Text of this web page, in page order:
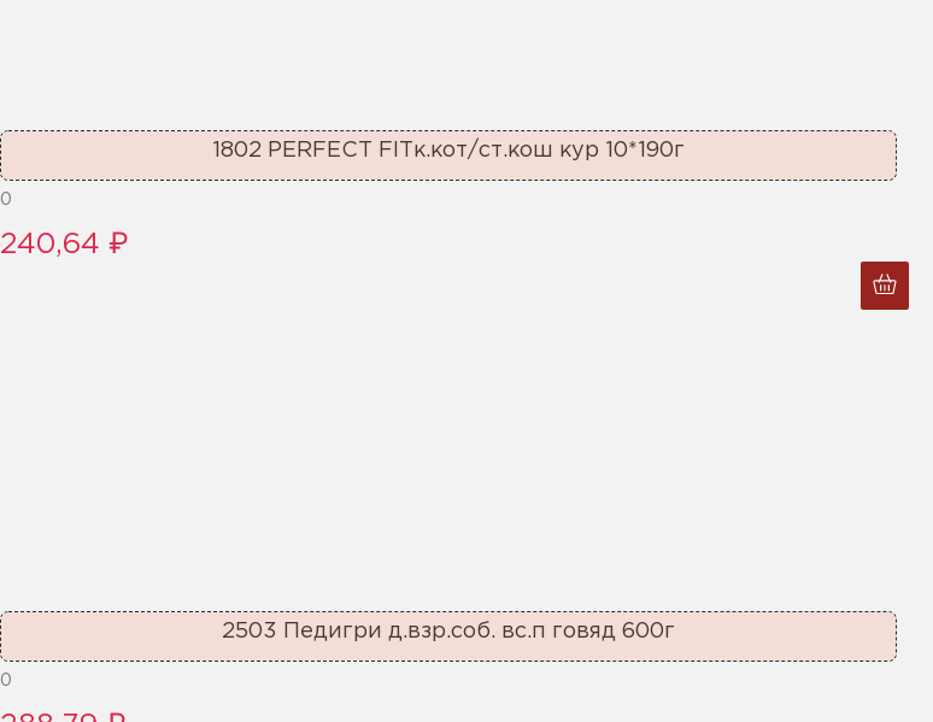
1802 PERFECT FITк.кот/ст.кош кур 10*190г
0
240,64 ₽
2503 Педигри д.взр.соб. вс.п говяд 600г
0